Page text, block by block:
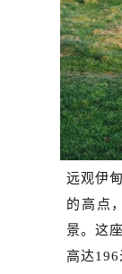
远观伊甸
的高点
景。这
高达196